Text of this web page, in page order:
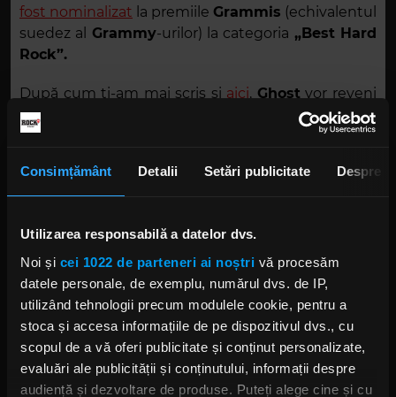
Consimțământ Detalii Setări publicitate Despre
Utilizarea responsabilă a datelor dvs.
Noi și cei 1022 de parteneri ai noștri vă procesăm
datele personale, de exemplu, numărul dvs. de IP,
utilizând tehnologii precum modulele cookie, pentru a
stoca și accesa informațiile de pe dispozitivul dvs., cu
scopul de a vă oferi publicitate și conținut personalizate,
evaluări ale publicității și conținutului, informații despre
audiență și dezvoltare de produse. Puteți alege cine și cu
fost nominalizat la premiile Grammis (echivalentul
suedez al Grammy-urilor) la categoria „Best Hard
Rock”.
După cum ți-am mai scris și aici, Ghostvor reveni
cu un album fresh, ceva mai heavy, în 2021. Deși
discul va fi gata ceva mai devreme, alegerile
Forgesă planuiască lansarea pentru o perioadă în
care fanii să poate aprecia noile riffuri fără a fi